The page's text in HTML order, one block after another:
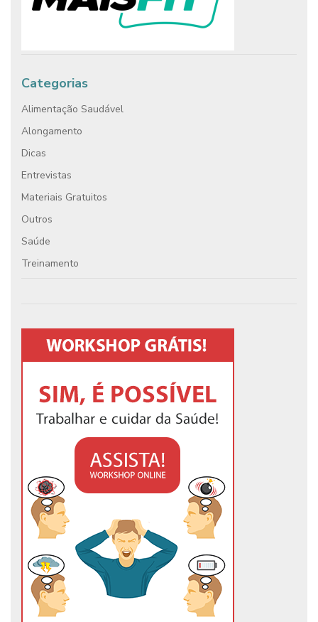
Categorias
Alimentação Saudável
Alongamento
Dicas
Entrevistas
Materiais Gratuitos
Outros
Saúde
Treinamento